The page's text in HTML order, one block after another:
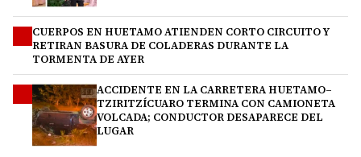
CUERPOS EN HUETAMO ATIENDEN CORTO CIRCUITO Y
RETIRAN BASURA DE COLADERAS DURANTE LA
TORMENTA DE AYER
ACCIDENTE EN LA CARRETERA HUETAMO–
TZIRITZÍCUARO TERMINA CON CAMIONETA
VOLCADA; CONDUCTOR DESAPARECE DEL
LUGAR